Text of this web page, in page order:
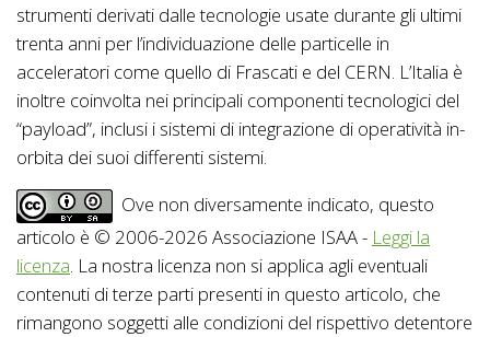
strumenti derivati dalle tecnologie usate durante gli ultimi
trenta anni per l’individuazione delle particelle in
acceleratori come quello di Frascati e del CERN. L’Italia è
inoltre coinvolta nei principali componenti tecnologici del
“payload”, inclusi i sistemi di integrazione di operatività in-
orbita dei suoi differenti sistemi.
Ove non diversamente indicato, questo
articolo è © 2006-2026 Associazione ISAA - Leggi la
licenza. La nostra licenza non si applica agli eventuali
contenuti di terze parti presenti in questo articolo, che
rimangono soggetti alle condizioni del rispettivo detentore